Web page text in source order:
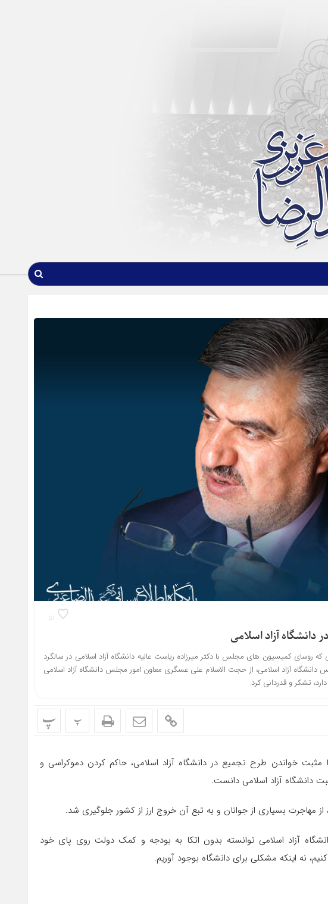
۵۱
دانشگاه آزاد اسلامی
کمیسیون های مجلس با دکتر میرزاده ریاست عالیه دانشگاه آزاد اسلامی در سالگرد
دانشگاه آزاد اسلامی، از حجت الاسلام علی عسگری معاون امور مجلس دانشگاه آزاد اسلامی
تشکر و قدردانی کرد.
پ پ
مثبت خواندن طرح تجمیع در دانشگاه آزاد اسلامی، حاکم کردن دموکراسی و
دانشگاه آزاد اسلامی دانست.
مهاجرت بسیاری از جوانان و به تبع آن خروج ارز از کشور جلوگیری شد.
آزاد اسلامی توانسته بدون اتکا به بودجه و کمک دولت روی پای خود
نه اینکه مشکلی برای دانشگاه بوجود آوریم.